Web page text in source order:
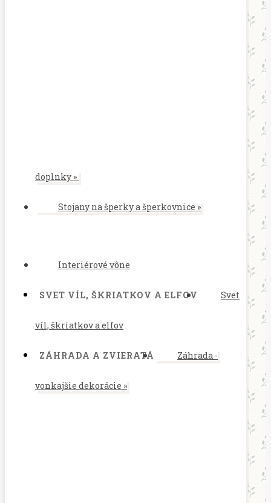
doplnky »
Stojany na šperky a šperkovnice »
Interiérové vône
SVET VÍL, ŠKRIATKOV A ELFOV Svet
víl, škriatkov a elfov
ZÁHRADA A ZVIERATÁ Záhrada -
vonkajšie dekorácie »